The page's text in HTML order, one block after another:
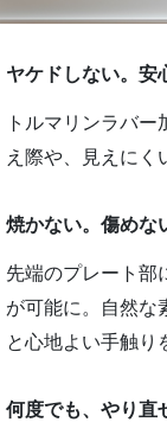
ヤケドしない。安
トルマリンラバ
え際や、見えに
焼かない。傷めな
先端のプレート部
が可能に。自然な
と心地よい手触り
何度でも、やり直